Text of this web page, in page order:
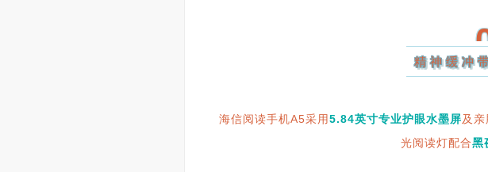
精神缓冲
海信阅读手机A5采用5.84英寸专业护眼水墨屏及
光阅读灯配合黑